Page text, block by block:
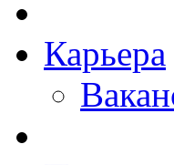
Карьера